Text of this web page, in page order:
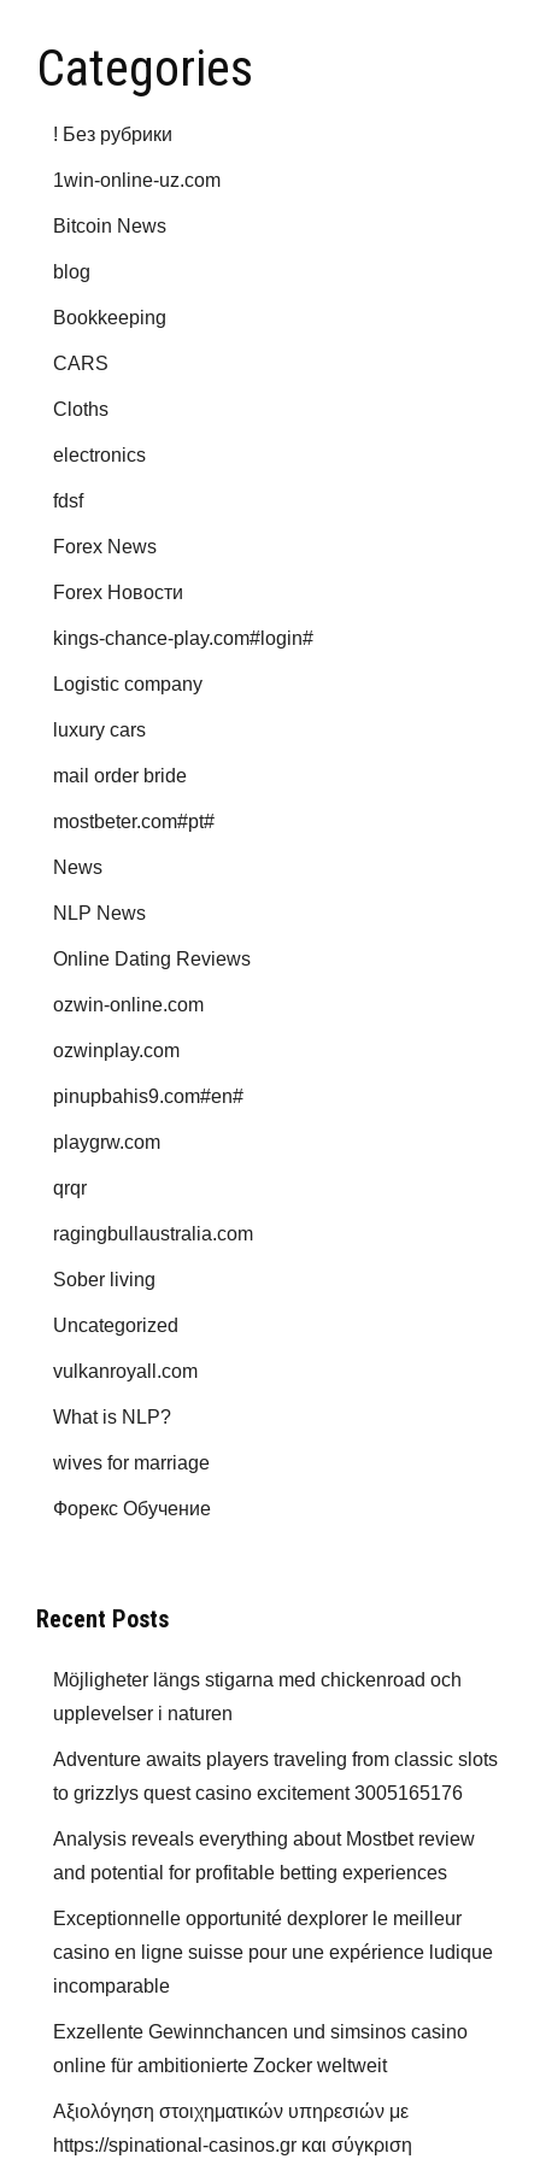
Categories
! Без рубрики
1win-online-uz.com
Bitcoin News
blog
Bookkeeping
CARS
Cloths
electronics
fdsf
Forex News
Forex Новости
kings-chance-play.com#login#
Logistic company
luxury cars
mail order bride
mostbeter.com#pt#
News
NLP News
Online Dating Reviews
ozwin-online.com
ozwinplay.com
pinupbahis9.com#en#
playgrw.com
qrqr
ragingbullaustralia.com
Sober living
Uncategorized
vulkanroyall.com
What is NLP?
wives for marriage
Форекс Обучение
Recent Posts
Möjligheter längs stigarna med chickenroad och
upplevelser i naturen
Adventure awaits players traveling from classic slots
to grizzlys quest casino excitement 3005165176
Analysis reveals everything about Mostbet review
and potential for profitable betting experiences
Exceptionnelle opportunité dexplorer le meilleur
casino en ligne suisse pour une expérience ludique
incomparable
Exzellente Gewinnchancen und simsinos casino
online für ambitionierte Zocker weltweit
Αξιολόγηση στοιχηματικών υπηρεσιών με
https://spinational-casinos.gr και σύγκριση